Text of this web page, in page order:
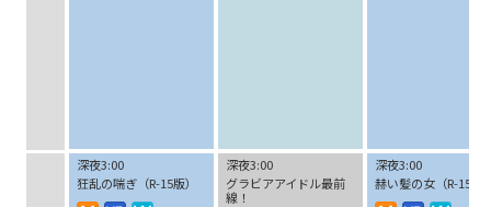
深夜3:00
狂乱の喘ぎ（R-15版）
深夜3:00
グラビアアイドル最前
線！
深夜3:00
赫い髪の女（R-15版